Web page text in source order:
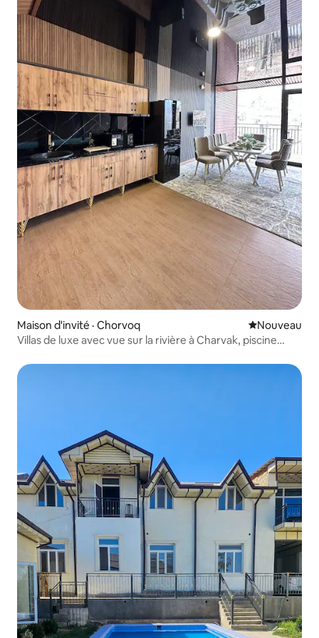
Maison d'invité · Chorvoq Nouvel
Nouveau
Villas de luxe avec vue sur la rivière à Charvak, piscine